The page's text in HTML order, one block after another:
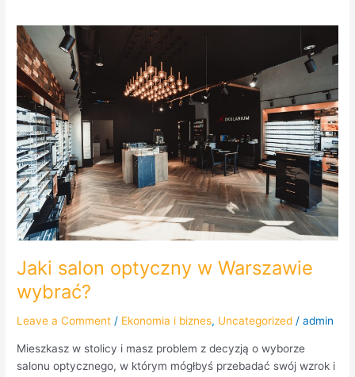
Jaki salon optyczny w Warszawie
wybrać?
Leave a Comment / Ekonomia i biznes, Uncategorized /admin
Mieszkasz w stolicy i masz problem z decyzją o wyborze
salonu optycznego, w którym mógłbyś przebadać swój wzrok i
Jaki
salon
optyczny
w
Warszawie
wybrać?